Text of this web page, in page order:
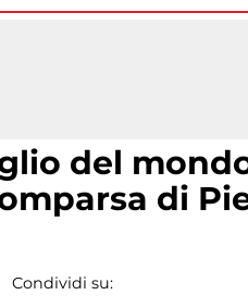
del
di
Condividi su: